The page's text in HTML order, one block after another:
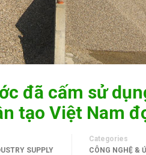
đã cấm sử
tạo Việt Nam
SUPPLY
Categories
CÔNG NGHỆ &